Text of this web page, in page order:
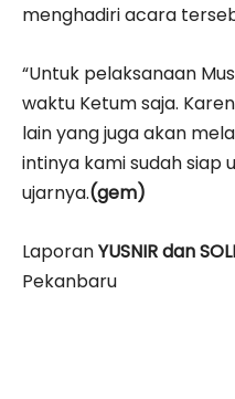
menghadiri acara
“Untuk pelaksanaan
waktu Ketum saja.
lain yang juga akan
intinya kami sudah siap
ujarnya.(gem)
LaporanYUSNIR dan
Pekanbaru